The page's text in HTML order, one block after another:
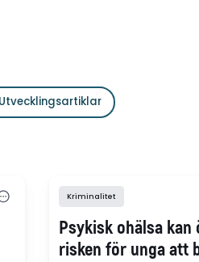
Utvecklingsartiklar
Kriminalitet
Psykisk ohälsa kan
risken för unga att